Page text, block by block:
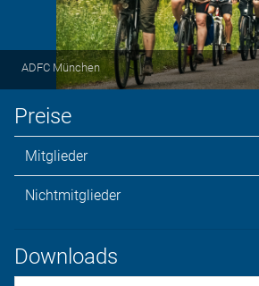
ADFC München
Preise
Mitglieder
Nichtmitglieder
Downloads